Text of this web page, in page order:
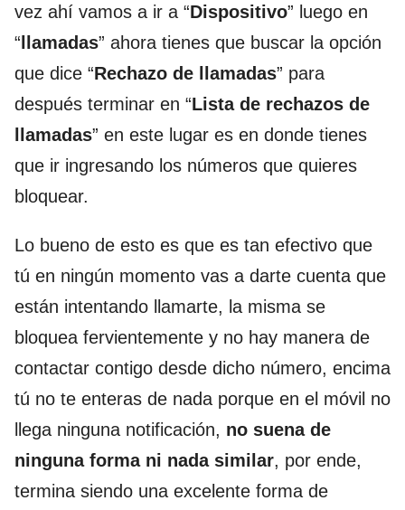
vez ahí vamos a ir a “Dispositivo” luego en
“llamadas” ahora tienes que buscar la opción
que dice “Rechazo de llamadas” para
después terminar en “Lista de rechazos de
llamadas” en este lugar es en donde tienes
que ir ingresando los números que quieres
bloquear.
Lo bueno de esto es que es tan efectivo que
tú en ningún momento vas a darte cuenta que
están intentando llamarte, la misma se
bloquea fervientemente y no hay manera de
contactar contigo desde dicho número, encima
tú no te enteras de nada porque en el móvil no
llega ninguna notificación, no suena de
ninguna forma ni nada similar, por ende,
termina siendo una excelente forma de